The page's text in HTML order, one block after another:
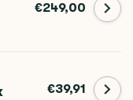
€249,00
€39,91